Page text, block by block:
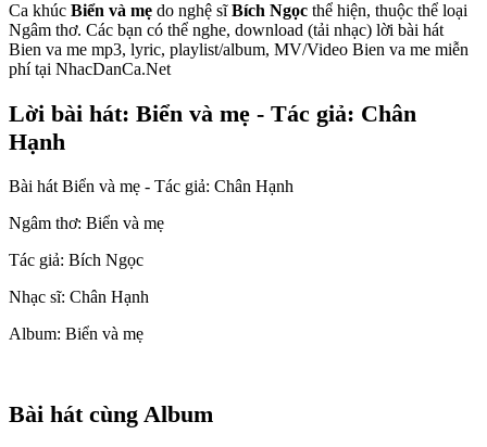
Ca khúc Biển và mẹ do nghệ sĩBích Ngọc thể hiện, thuộc thể loại
Ngâm thơ. Các bạn có thể nghe, download (tải nhạc) lời bài hát
Bien va me mp3, lyric, playlist/album, MV/Video Bien va me miễn
phí tại NhacDanCa.Net
Lời bài hát: Biển và mẹ - Tác giả: Chân
Hạnh
Bài hát Biển và mẹ - Tác giả: Chân Hạnh
Ngâm thơ: Biển và mẹ
Tác giả: Bích Ngọc
Nhạc sĩ: Chân Hạnh
Album: Biển và mẹ
Bài hát cùng Album